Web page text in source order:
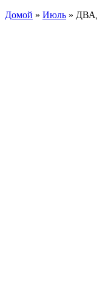
Домой » Июль »